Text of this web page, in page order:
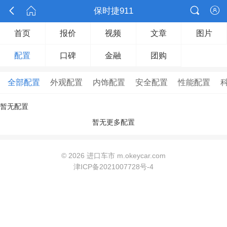
  保时捷911 

首页 报价 视频 文章 图片
配置 口碑 金融 团购
全部配置 外观配置 内饰配置 安全配置 性能配置
暂无配置
暂无更多配置
© 2026 进口车市 m.okeycar.com
津ICP备2021007728号-4